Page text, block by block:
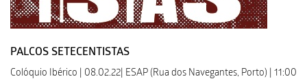
PALCOS SETECENTISTAS
Colóquio Ibérico | 08.02.22| ESAP (Rua dos Navegantes, Porto) | 11:00